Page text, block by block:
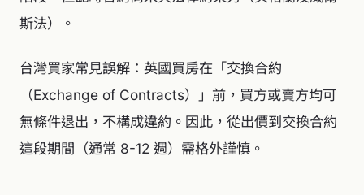
斯法）。
台灣買家常見誤解：英國買房在「交換合約
（Exchange of Contracts）」前，買方或賣方均可
無條件退出，不構成違約。因此，從出價到交換合約
這段期間（通常 8-12 週）需格外謹慎。